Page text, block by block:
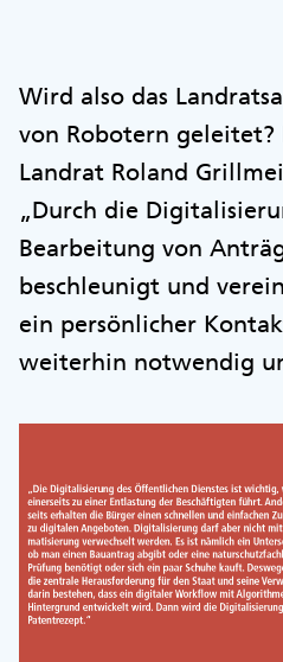
Wird also das
von Robotern geleitet?
Landrat Roland
„Durch die
Bearbeitung von
beschleunigt und
ein persönlicher
weiterhin notwendig